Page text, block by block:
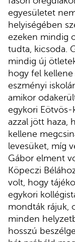
egyesületet
helyiségében
ezeken mindig
tudta, kicsoda.
mindig új
hogy fel kellene
eszményi
amikor
egykori Eötvös-
azzal jött haza,
kellene
levesüket, míg
Gábor elment
Köpeczi
volt, hogy
egykori
mondták rájuk,
minden
hosszú